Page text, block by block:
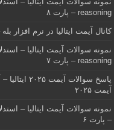
reasoning – پارت ۸
کانال آیمت ایتالیا در نرم افزار
reasoning – پارت ۷
آیمت ۲۰۲۵
– پارت ۶